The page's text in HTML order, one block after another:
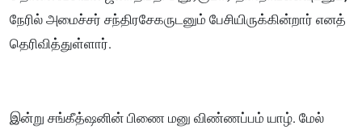
நேரில் அமைச்சர் சந்திரசேகருடனும் பேசியிருக்கின்றார் எனத்
தெரிவித்துள்ளார்.
இன்று சங்கீத்ஷனின் பிணை மனு விண்ணப்பம் யாழ். மேல்